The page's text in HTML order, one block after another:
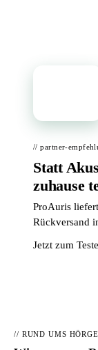
// partner-
Statt
zuhause
ProAuris
Rückversand
Jetzt zum
// RUND UMS